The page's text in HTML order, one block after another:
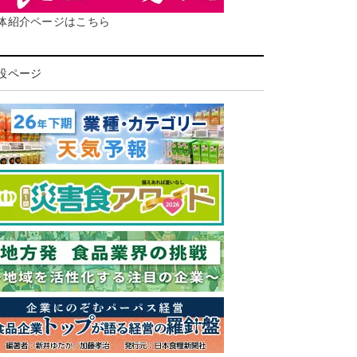
紹介ページはこちら
ページ